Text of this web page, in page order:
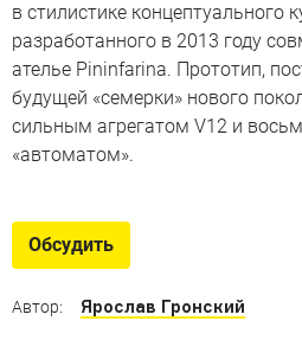
Фотографии
Gran
в стилистике концептуального
разработанного в 2013 году
ателье Pininfarina. Прототип,
будущей «семерки» нового
сильным агрегатом V12 и
«автоматом».
Обсудить
Автор: Ярослав Гронский